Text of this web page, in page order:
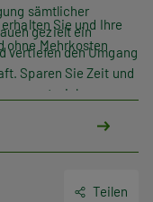
sämtlicher
gezielt ein
vertiefen den Umgang
Sparen Sie Zeit und
Sie und Ihre
ohne Mehrkosten
Teilen